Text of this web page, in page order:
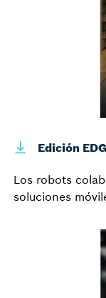
Edición
Los robots
soluciones